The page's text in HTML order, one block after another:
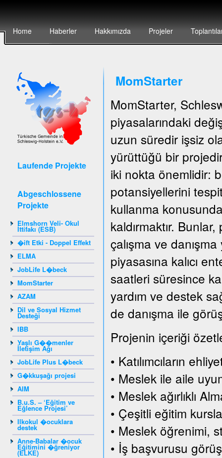
Home Haberler Hakkımızda Projeler
Laufende Projekte
Abgeschlossene
Projekte
Elmshorn Veli- Okul
İttifakı (ESB)
�ift Etki - Doppel Effekt
ELMA
JobLife L�beck
MomStarter
AZAM
Dil ve Sosyal Hizmet
Desteği
IBB
Yaşlı G��menler
İletişim Ağı
JobLife Plus L�beck
G�kkuşağı projesi
AIM
B.u.S. – ‘Eğitim ve
Eğlence Projesi’
Ilkokul �ocuklara
destek
Anne-Babalar �ocuk
Eğitimini �ğreniyor
(ELKE)
MomStarter
MomStarter,
piyasalarındaki
uzun süredir işsiz
yürüttüğü bir
iki nokta önemlidir:
potansiyellerini
kullanma
kaldırmaktır.
çalışma ve
piyasasına kalıcı
saatleri süresince
yardım ve destek
de danışma ile
Projenin içeriği
• Katılımcıların
• Meslek ile aile
• Meslek ağırlıklı
• Çeşitli eğitim
• Meslek öğrenimi,
• İş başvurusu